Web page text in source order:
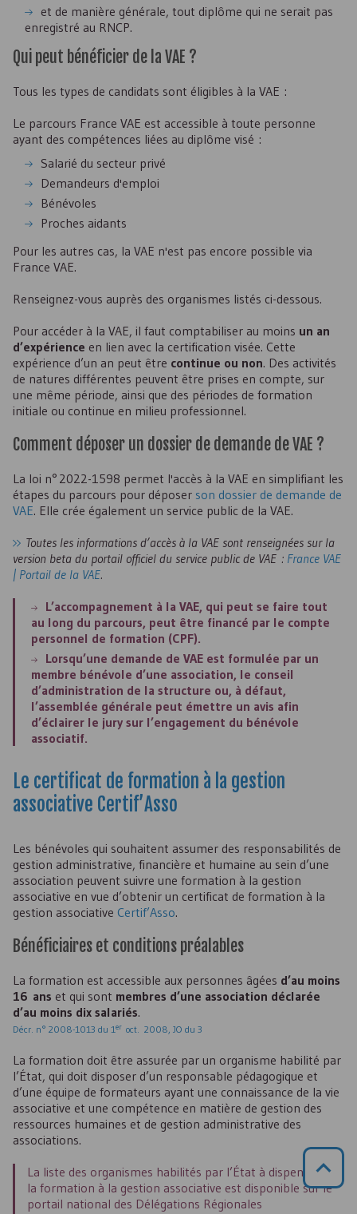
et de manière générale, tout diplôme qui ne serait pas
enregistré au RNCP.
Qui peut bénéficier de la VAE ?
Tous les types de candidats sont éligibles à la VAE :
Le parcours France VAE est accessible à toute personne
ayant des compétences liées au diplôme visé :
Salarié du secteur privé
Demandeurs d'emploi
Bénévoles
Proches aidants
Pour les autres cas, la VAE n'est pas encore possible via
France VAE.
Renseignez-vous auprès des organismes listés ci-dessous.
Pour accéder à la VAE, il faut comptabiliser au moins un an
d’expérience en lien avec la certification visée. Cette
expérience d’un an peut être continue ou non. Des activités
de natures différentes peuvent être prises en compte, sur
une même période, ainsi que des périodes de formation
initiale ou continue en milieu professionnel.
Comment déposer un dossier de demande deVAE ?
La loi n° 2022-1598 permet l'accès à la VAE en simplifiant les
étapes du parcours pour déposer son dossier de demande de
VAE. Elle crée également un service public de la VAE.
Toutes les informations d’accès à la VAE sont renseignées sur la
version beta du portail officiel du service public de VAE : France VAE
| Portail de la VAE.
L’accompagnement à la VAE, qui peut se faire tout
au long du parcours, peut être financé par le compte
personnel de formation (CPF).
Lorsqu’une demande de VAE est formulée par un
membre bénévole d’une association, le conseil
d’administration de la structure ou, à défaut,
l’assemblée générale peut émettre un avis afin
d’éclairer le jury sur l’engagement du bénévole
associatif.
Le certificat de formation à la gestion
associative Certif’Asso
Les bénévoles qui souhaitent assumer des responsabilités de
gestion administrative, financière et humaine au sein d’une
association peuvent suivre une formation à la gestion
associative en vue d’obtenir un certificat de formation à la
gestion associative Certif’Asso.
Bénéficiaires et conditions préalables
La formation est accessible aux personnes âgées d’au moins
16 ans et qui sont membres d’une association déclarée
d’au moins dix salariés.
Décr. n° 2008-1013 du 1er oct. 2008, JO du 3
La formation doit être assurée par un organisme habilité par
l’État, qui doit disposer d’un responsable pédagogique et
d’une équipe de formateurs ayant une connaissance de la vie
associative et une compétence en matière de gestion des
ressources humaines et de gestion administrative des
associations.
La liste des organismes habilités par l’État à dispenser
la formation à la gestion associative est disponible sur le
portail national des Délégations Régionales